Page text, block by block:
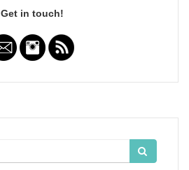
Get in touch!
für: